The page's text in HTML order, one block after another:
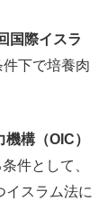
国際イスラ
下で培養肉
構（OIC）
件として、
イスラム法に